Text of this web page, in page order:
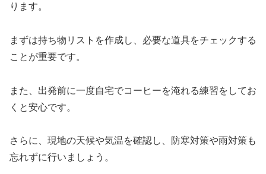
ります。
まずは持ち物リストを作成し、必要な道具をチェックする
ことが重要です。
また、出発前に一度自宅でコーヒーを淹れる練習をしてお
くと安心です。
さらに、現地の天候や気温を確認し、防寒対策や雨対策も
忘れずに行いましょう。